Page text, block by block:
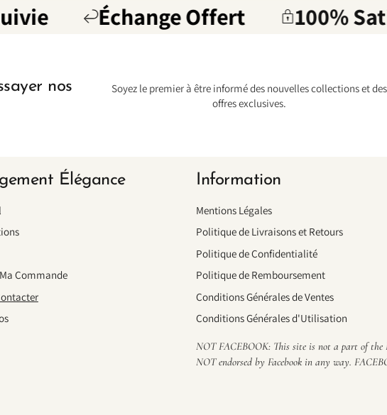
Échange Offert 100%
nos
Soyez le premier à être informé des nouvelles collections et des
offres exclusives.
Élégance
Commande
Information
Mentions Légales
Politique de Livraisons et Retours
Politique de Confidentialité
Politique de Remboursement
Conditions Générales de Ventes
Conditions Générales d'Utilisation
NOT FACEBOOK: This site is not a part of the
NOT endorsed by Facebook in any way.